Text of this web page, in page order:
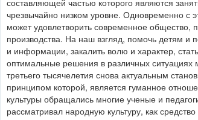
реализовывать современные образовательные
образование является частью культуры,
сохранение и развитие через человека.В
целей физического образования определено
возрождения этнической самобытности
личности. Народная культура
сберегающего опыта.Поиски решений
образовательных программ дошкольных
проблему физического воспитания детей
составляющей частью которого являются
чрезвычайно низком уровне. Одновременно с
может удовлетворить современное общество,
производства. На наш взгляд, помочь детям
и информации, закалить волю и характер,
оптимальные решения в различных
третьего тысячелетия снова актуальным
принципом которой, является гуманное
культуры обращались многие ученые и
рассматривал народную культуру, как